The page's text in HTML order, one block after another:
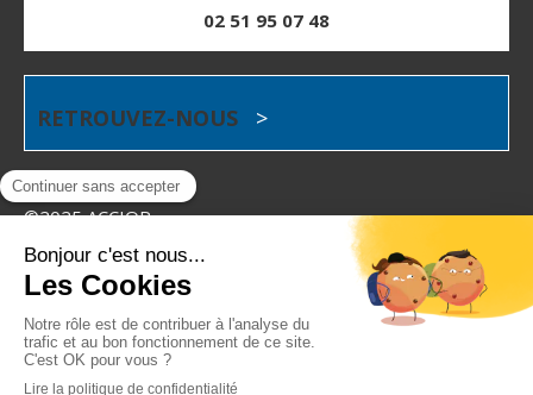
02 51 95 07 48
RETROUVEZ-NOUS >
©2025 ACCIOR
Mentions légales